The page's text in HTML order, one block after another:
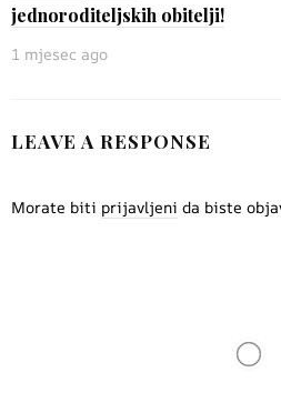
jednoroditeljskih obitelji!
1 mjesec ago
LEAVE A RESPONSE
Morate biti prijavljeni da biste